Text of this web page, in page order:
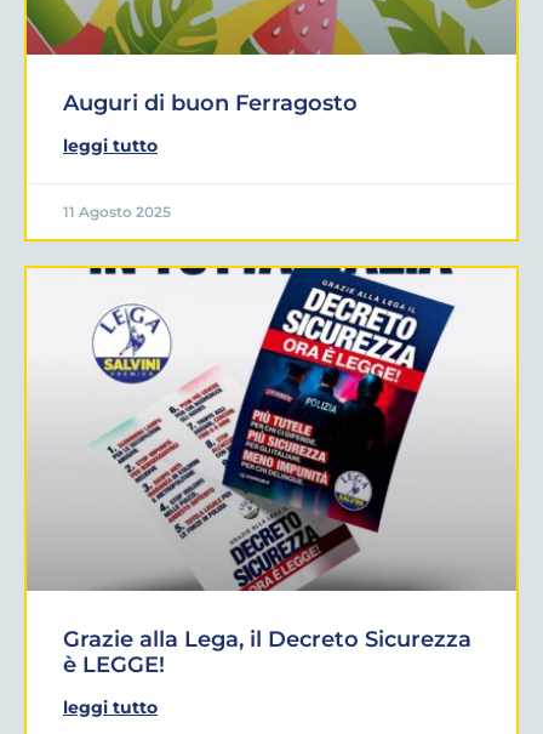
Auguri di buon Ferragosto
leggi tutto
11 Agosto 2025
Grazie alla Lega, il Decreto Sicurezza
è LEGGE!
leggi tutto